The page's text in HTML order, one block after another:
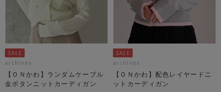
archives
【ＯＮかわ】ランダムケーブル
金ボタンニットカーディガン
archives
【ＯＮかわ】配色レイヤードニ
ットカーディガン